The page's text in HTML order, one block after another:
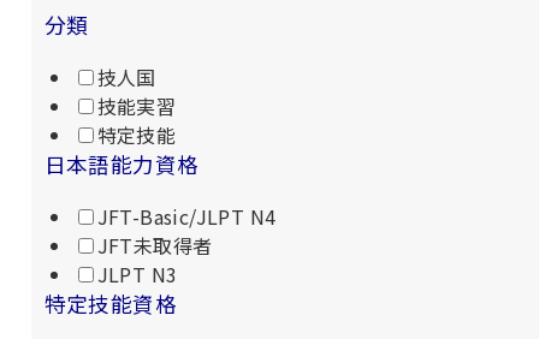
分類
技人国
技能実習
特定技能
日本語能力資格
JFT-Basic/JLPT N4
JFT未取得者
JLPT N3
特定技能資格